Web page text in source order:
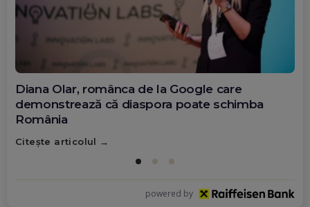
Diana Olar, românca de la Google care
demonstrează că diaspora poate schimba
România
Citește articolul
powered by